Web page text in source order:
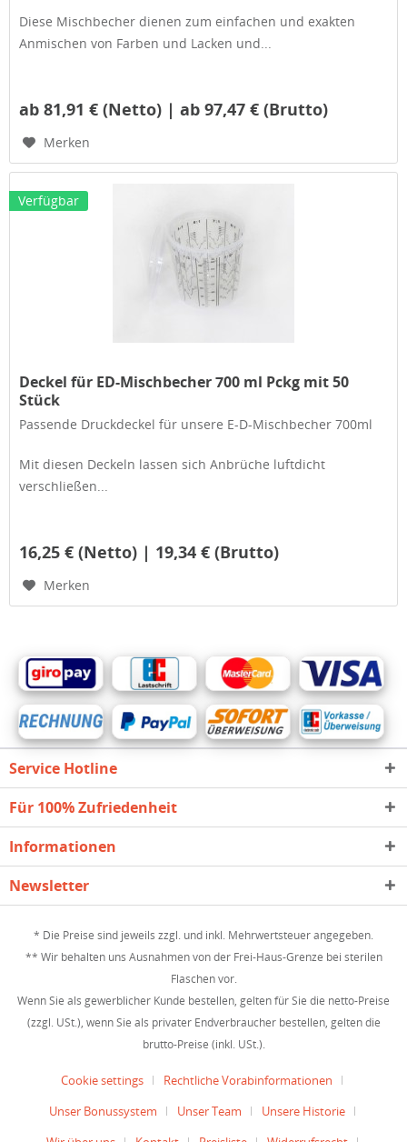
Diese Mischbecher dienen zum einfachen und exakten
Anmischen von Farben und Lacken und...
ab 81,91 € (Netto) | ab 97,47 € (Brutto)
Merken
Verfügbar
Deckel für ED-Mischbecher 700 ml Pckg mit 50
Stück
Passende Druckdeckel für unsere E-D-Mischbecher 700ml
Mit diesen Deckeln lassen sich Anbrüche luftdicht
verschließen...
16,25 € (Netto) | 19,34 € (Brutto)
Merken
Service Hotline
Für 100% Zufriedenheit
Informationen
Newsletter
* Die Preise sind jeweils zzgl. und inkl. Mehrwertsteuer angegeben.
** Wir behalten uns Ausnahmen von der Frei-Haus-Grenze bei sterilen
Flaschen vor.
Wenn Sie als gewerblicher Kunde bestellen, gelten für Sie die netto-Preise
(zzgl. USt.), wenn Sie als privater Endverbraucher bestellen, gelten die
brutto-Preise (inkl. USt.).
Cookie settings
Rechtliche Vorabinformationen
Unser Bonussystem
Unser Team
Unsere Historie